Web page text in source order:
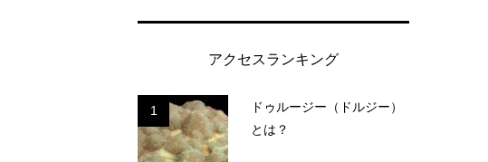
アクセスランキング
1
ドゥルージー（ドルジー）
とは？